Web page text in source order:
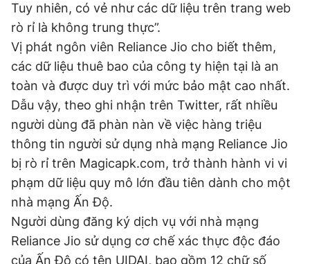
Đọc Thanh Niên trên điện thoại
Theo dõi báo trên
Hotline
0906 645 777 0908 780 404
Đặt báo Quảng cáo RSS Tòa soạn Chính sách bảo
Tuy nhiên, có vẻ như các dữ liệu trên trang web
rò rỉ là không trung thực”.
Vị phát ngôn viên Reliance Jio cho biết thêm,
các dữ liệu thuê bao của công ty hiện tại là an
toàn và được duy trì với mức bảo mật cao nhất.
Dẫu vậy, theo ghi nhận trên Twitter, rất nhiều
người dùng đã phàn nàn về việc hàng triệu
thông tin người sử dụng nhà mạng Reliance Jio
bị rò rỉ trên Magicapk.com, trở thành hành vi vi
phạm dữ liệu quy mô lớn đầu tiên dành cho một
nhà mạng Ấn Độ.
Người dùng đăng ký dịch vụ với nhà mạng
Reliance Jio sử dụng cơ chế xác thực độc đáo
của Ấn Độ có tên UIDAI, bao gồm 12 chữ số